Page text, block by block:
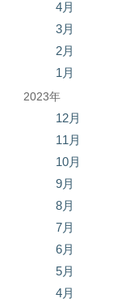
4月
3月
2月
1月
2023年
12月
11月
10月
9月
8月
7月
6月
5月
4月